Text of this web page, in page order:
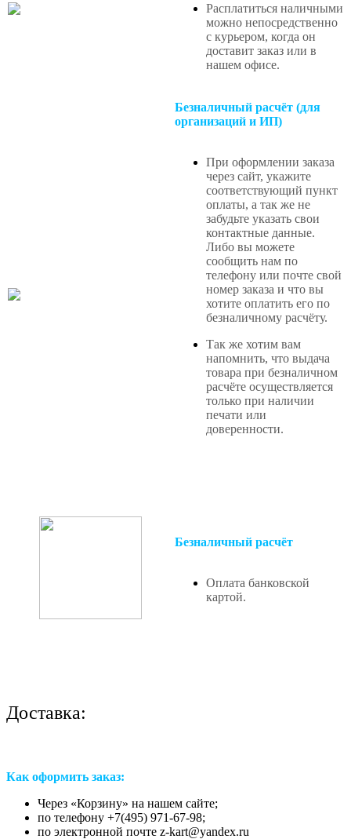
Расплатиться наличными
можно непосредственно
с курьером, когда он
доставит заказ или в
нашем офисе.
Безналичный расчёт (для
организаций и ИП)
При оформлении заказа
через сайт, укажите
соответствующий пункт
оплаты, а так же не
забудьте указать свои
контактные данные.
Либо вы можете
сообщить нам по
телефону или почте свой
номер заказа и что вы
хотите оплатить его по
безналичному расчёту.
Так же хотим вам
напомнить, что выдача
товара при безналичном
расчёте осуществляется
только при наличии
печати или
доверенности.
Безналичный расчёт
Оплата банковской
картой.
Доставка:
Как оформить заказ:
Через «Корзину» на нашем сайте;
по телефону +7(495) 971-67-98;
по электронной почте z-kart@yandex.ru